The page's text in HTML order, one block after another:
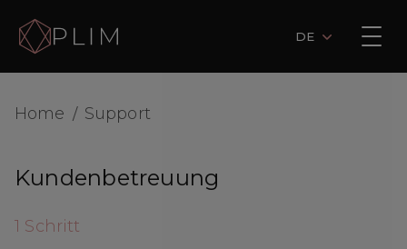
DE
Home / Support
Kundenbetreuung
1 Schritt